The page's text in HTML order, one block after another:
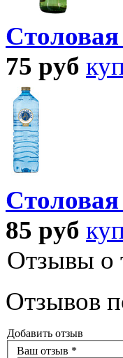
75 руб
85 руб
Отзывы о
Отзывов
Добавить отзыв
Ваш отзыв *